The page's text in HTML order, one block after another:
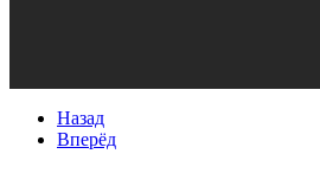
Назад
Вперёд